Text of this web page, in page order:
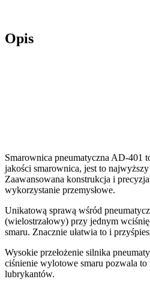
Opis
Smarownica pneumatyczna AD-401
jakości smarownica, jest to
Zaawansowana konstrukcja i
wykorzystanie przemysłowe.
Unikatową sprawą wśród
(wielostrzałowy) przy jednym
smaru. Znacznie ułatwia to i
Wysokie przełożenie silnika
ciśnienie wylotowe smaru pozwala to
lubrykantów.